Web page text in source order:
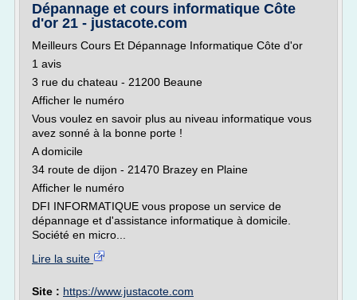
Dépannage et cours informatique Côte
d'or 21 - justacote.com
Meilleurs Cours Et Dépannage Informatique Côte d'or
1 avis
3 rue du chateau - 21200 Beaune
Afficher le numéro
Vous voulez en savoir plus au niveau informatique vous
avez sonné à la bonne porte !
A domicile
34 route de dijon - 21470 Brazey en Plaine
Afficher le numéro
DFI INFORMATIQUE vous propose un service de
dépannage et d'assistance informatique à domicile.
Société en micro...
Lire la suite
Site : https://www.justacote.com